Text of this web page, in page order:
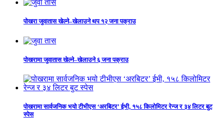
पोखरा जुवातास खेल्ने–खेलाउने थप १२ जना पक्राउ
पोखरामा जुवातास खेल्ने–खेलाउने ६ जना पक्राउ
पोखरामा सार्वजनिक भयो टीभीएस ‘अरबिटर’ ईभी, १५८ किलोमिटर रेन्ज र ३४ लिटर बुट
स्पेस